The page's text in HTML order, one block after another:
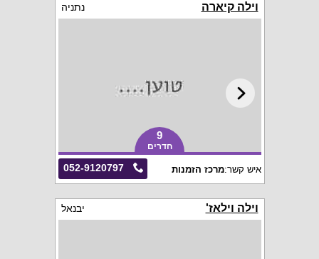
וילה קיארה נתניה
9
חדרים
052-9120797 איש קשר:מרכז הזמנות
וילה וילאז' יבנאל